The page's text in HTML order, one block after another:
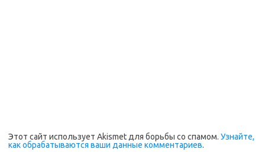
Этот сайт использует Akismet для борьбы со спамом. Узнайте,
как обрабатываются ваши данные комментариев.